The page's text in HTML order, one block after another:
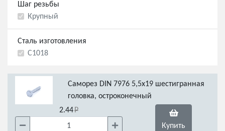
Шаг резьбы
Крупный
Сталь изготовления
С1018
Саморез DIN 7976 5,5х19 шестигранная
головка, остроконечный
2.44
Купить